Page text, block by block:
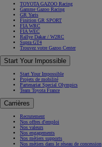
TOYOTA GAZOO Racing
Gamme Gazoo Racing
GR Yaris
Finition GR SPORT
FIA WRC
FIA WEC
Rallye Dakar / W2RC
Supra GT4
Trouvez votre Gazoo Center
Start Your Impossible
Start Your Impossible
Projets de mobilité
Partenariat Special Olympics
Team Toyota France
Carrières
Recrutement
Nos offres d'emploi
Nos valeurs
Nos engagements
Nos métiers supports
Nos métiers dans le réseau de concession